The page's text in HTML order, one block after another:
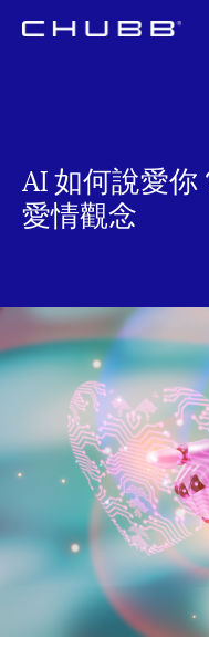
AI 如何說愛你
愛情觀念